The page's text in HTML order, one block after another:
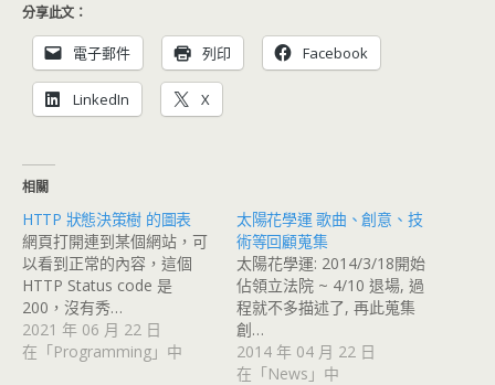
分享此文：
電子郵件 列印 Facebook
LinkedIn X
相關
HTTP 狀態決策樹 的圖表
網頁打開連到某個網站，可
以看到正常的內容，這個
HTTP Status code 是
200，沒有秀…
2021 年 06 月 22 日
在「Programming」中
太陽花學運 歌曲、創意、技
術等回顧蒐集
太陽花學運: 2014/3/18開始
佔領立法院 ~ 4/10 退場, 過
程就不多描述了, 再此蒐集
創…
2014 年 04 月 22 日
在「News」中